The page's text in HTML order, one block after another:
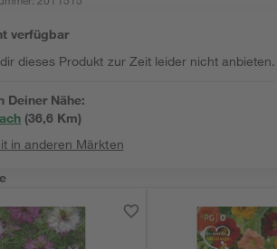
verfügbar
dieses Produkt zur Zeit leider nicht anbieten.
Deiner Nähe:
(36,6 Km)
in anderen Märkten